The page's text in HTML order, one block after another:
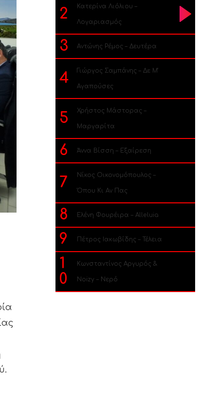
2 Κατερίνα Λιόλιου –
Λογαριασμός
3 Αντώνης Ρέμος – Δευτέρα
4 Γιώργος Σαμπάνης – Δε Μ’
Αγαπούσες
5 Χρήστος Μάστορας –
Μαργαρίτα
6 Άννα Βίσση – Εξαίρεση
7 Νίκος Οικονομόπουλος –
Όπου Κι Αν Πας
8 Ελένη Φουρέιρα – Alleluia
9 Πέτρος Ιακωβίδης – Τέλεια
1
0
Κωνσταντίνος Αργυρός &
Noizy – Νερό